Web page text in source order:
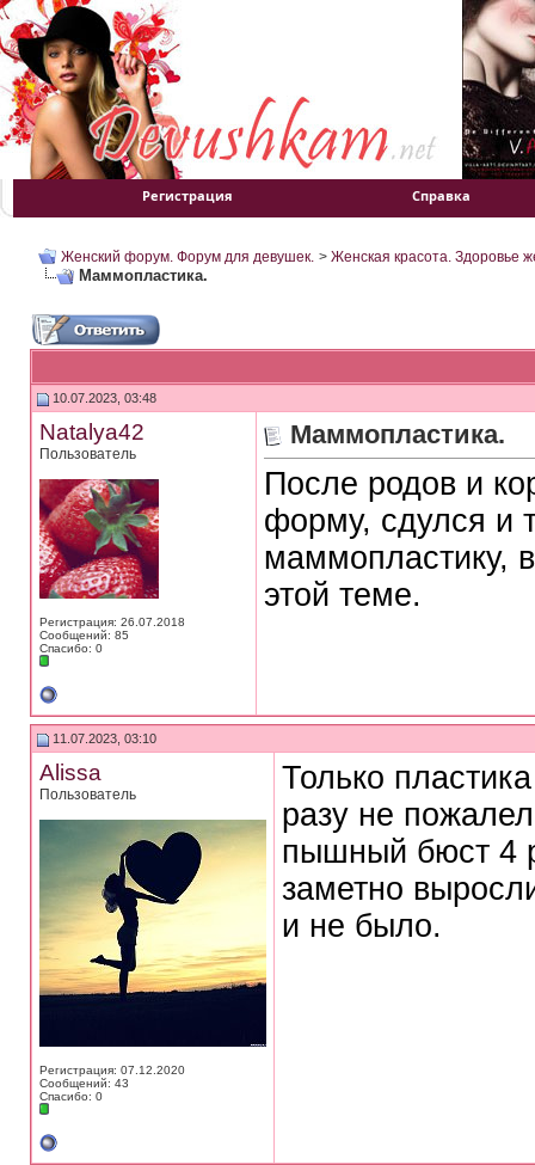
Регистрация Справка
Женский форум. Форум для девушек. > Женская красота. Здоровье
Маммопластика.
10.07.2023, 03:48
Natalya42
Пользователь
Регистрация: 26.07.2018
Сообщений: 85
Спасибо: 0
Маммопластика.
После родов и
форму, сдулся и
маммопластику,
этой теме.
11.07.2023, 03:10
Alissa
Пользователь
Регистрация: 07.12.2020
Сообщений: 43
Спасибо: 0
Только
разу не
пышный бюст 4
заметно
и не было.